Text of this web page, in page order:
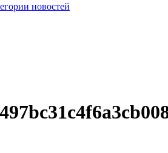
новостей